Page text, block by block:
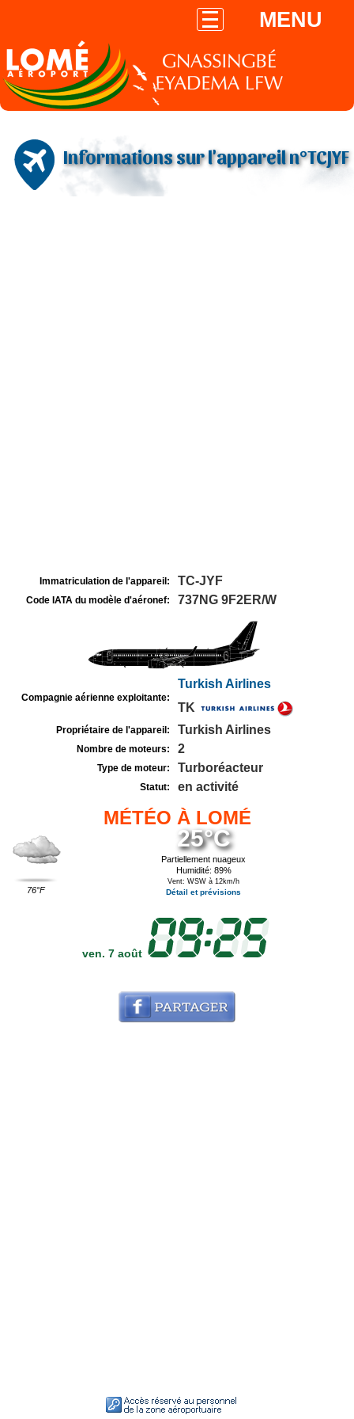
MENU
Informations sur l'appareil n°TCJYF
Immatriculation de l'appareil: TC-JYF
Code IATA du modèle d'aéronef: 737NG 9F2ER/W
Compagnie aérienne exploitante:
Turkish Airlines
TK
Propriétaire de l'appareil: Turkish Airlines
Nombre de moteurs: 2
Type de moteur: Turboréacteur
Statut: en activité
MÉTÉO À LOMÉ
76°F
25°C
Partiellement nuageux
Humidité: 89%
Vent: WSW à 12km/h
Détail et prévisions
ven. 7 août